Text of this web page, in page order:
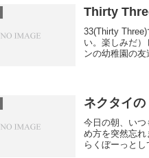
Thirty
33(Thirty
い。楽しみだ
ンの幼稚園の
ネクタイの
今日の朝、い
め方を突然忘
らくぼーっと